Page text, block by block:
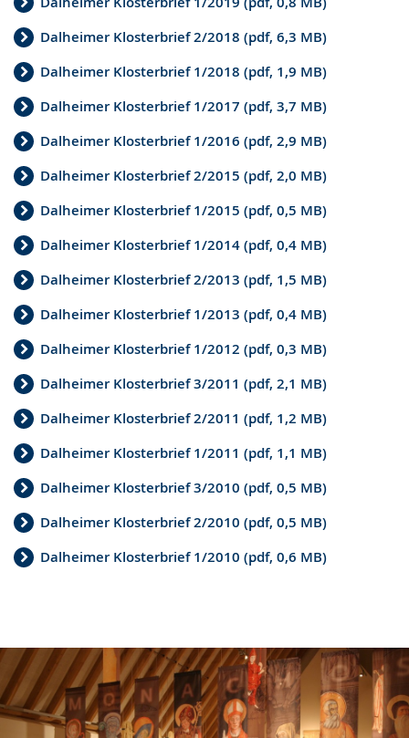
Dalheimer Klosterbrief 2/2018 (pdf, 6,3 MB)
Dalheimer Klosterbrief 1/2018 (pdf, 1,9 MB)
Dalheimer Klosterbrief 1/2017 (pdf, 3,7 MB)
Dalheimer Klosterbrief 1/2016 (pdf, 2,9 MB)
Dalheimer Klosterbrief 2/2015 (pdf, 2,0 MB)
Dalheimer Klosterbrief 1/2015 (pdf, 0,5 MB)
Dalheimer Klosterbrief 1/2014 (pdf, 0,4 MB)
Dalheimer Klosterbrief 2/2013 (pdf, 1,5 MB)
Dalheimer Klosterbrief 1/2013 (pdf, 0,4 MB)
Dalheimer Klosterbrief 1/2012 (pdf, 0,3 MB)
Dalheimer Klosterbrief 3/2011 (pdf, 2,1 MB)
Dalheimer Klosterbrief 2/2011 (pdf, 1,2 MB)
Dalheimer Klosterbrief 1/2011 (pdf, 1,1 MB)
Dalheimer Klosterbrief 3/2010 (pdf, 0,5 MB)
Dalheimer Klosterbrief 2/2010 (pdf, 0,5 MB)
Dalheimer Klosterbrief 1/2010 (pdf, 0,6 MB)